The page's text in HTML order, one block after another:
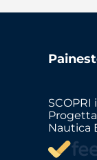
Nautica